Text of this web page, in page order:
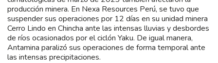
producción minera. En Nexa Resources Perú, se tuvo que
suspender sus operaciones por 12 días en su unidad minera
Cerro Lindo en Chincha ante las intensas lluvias y desbordes
de ríos ocasionados por el ciclón Yaku. De igual manera,
Antamina paralizó sus operaciones de forma temporal ante
las intensas precipitaciones.